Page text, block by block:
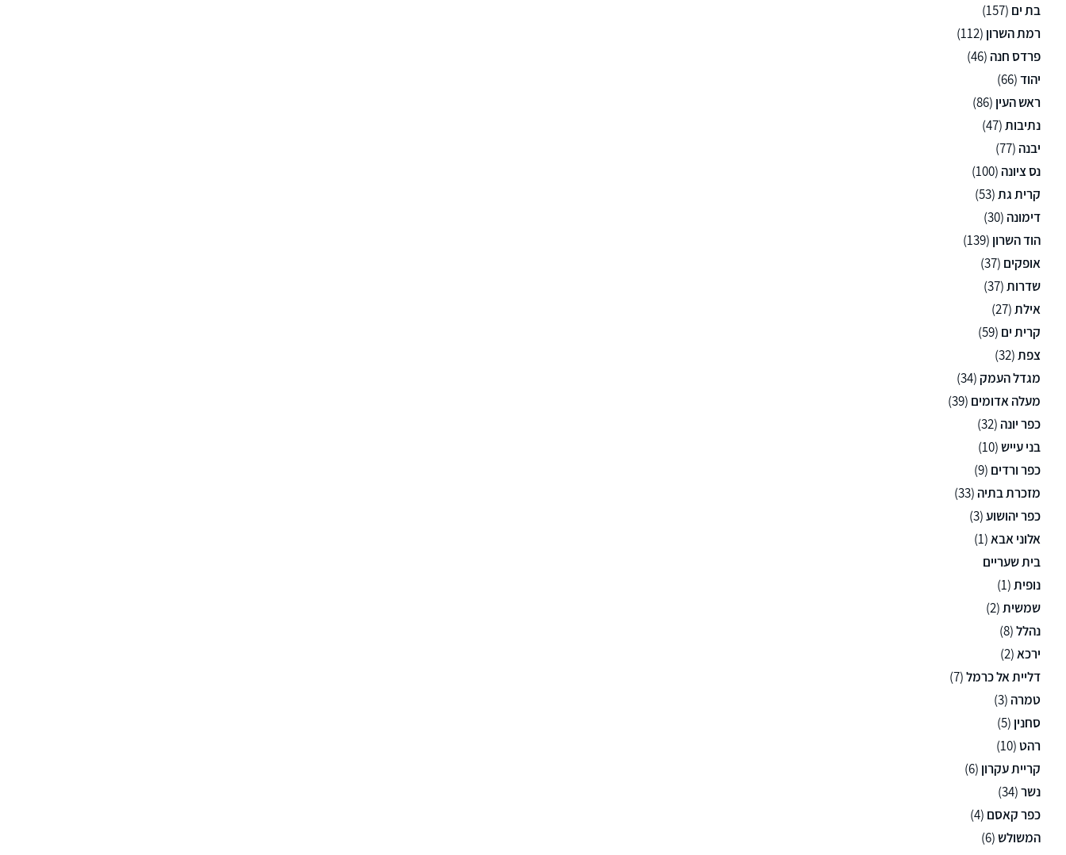
בת ים (157)
רמת השרון (112)
פרדס חנה (46)
יהוד(66)
ראש העין (86)
נתיבות(47)
יבנה (77)
נס ציונה (100)
קרית גת(53)
דימונה (30)
הוד השרון (139)
אופקים (37)
שדרות(37)
אילת(27)
קרית ים (59)
צפת(32)
מגדל העמק(34)
מעלה אדומים (39)
כפר יונה (32)
בני עייש(10)
כפר ורדים (9)
מזכרת בתיה (33)
כפר יהושוע(3)
אלוני אבא(1)
בית שעריים
נופית(1)
שמשית(2)
נהלל(8)
ירכא(2)
דליית אל כרמל(7)
טמרה (3)
סחנין (5)
רהט(10)
קריית עקרון (6)
נשר(34)
כפר קאסם (4)
המשולש(6)